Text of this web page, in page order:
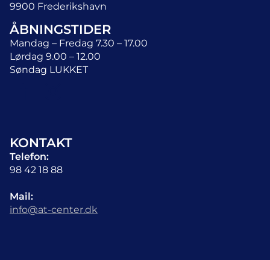
9900 Frederikshavn
ÅBNINGSTIDER
Mandag – Fredag 7.30 – 17.00
Lørdag 9.00 – 12.00
Søndag LUKKET
KONTAKT
Telefon:
98 42 18 88
Mail:
info@at-center.dk